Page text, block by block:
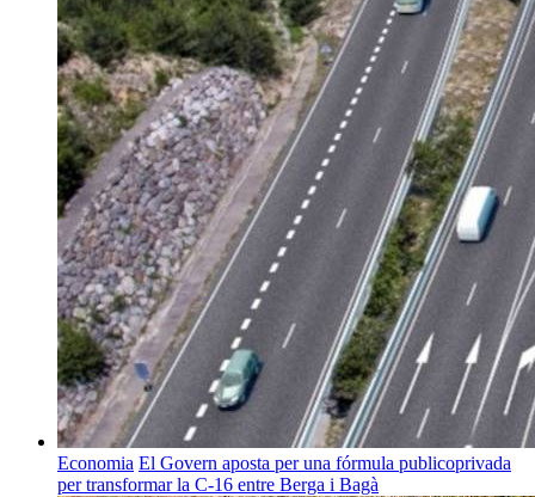
Economia El Govern aposta per una fórmula publicoprivada
per transformar la C-16 entre Berga i Bagà